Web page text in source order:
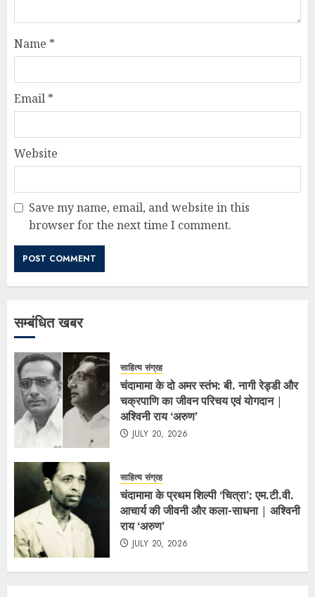
Name *
Email *
Website
Save my name, email, and website in this
browser for the next time I comment.
सम्बंधित खबर
साहित्य संग्रह
चंदामामा के दो अमर स्तंभ: बी. नागी रेड्डी और
चक्रपाणि का जीवन परिचय एवं योगदान |
अश्विनी राय ‘अरुण’
JULY 20, 2026
साहित्य संग्रह
चंदामामा के प्रथम शिल्पी ‘चित्रा’: एम.टी.वी.
आचार्य की जीवनी और कला-साधना | अश्विनी
राय ‘अरुण’
JULY 20, 2026